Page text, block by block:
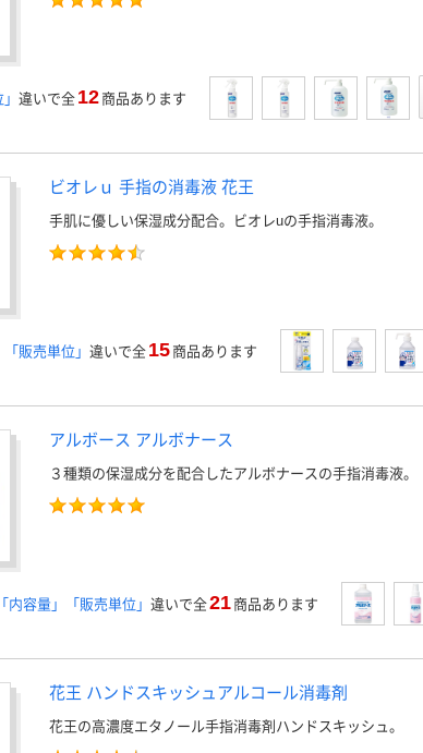
違いで全 12 商品あります
ビオレｕ 手指の消毒液 花王
手肌に優しい保湿成分配合。ビオレuの手指消毒液。
販売単位」 違いで全 15 商品あります
アルボース アルボナース
３種類の保湿成分を配合したアルボナースの手指消毒液。
内容量」「販売単位」 違いで全21 商品あります
花王 ハンドスキッシュアルコール消毒剤
花王の高濃度エタノール手指消毒剤ハンドスキッシュ。